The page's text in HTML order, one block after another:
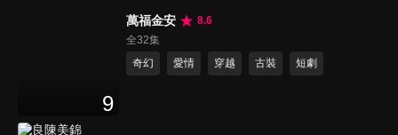
9
萬福金安
8.6
全32集
奇幻
愛情 穿越 古裝 短劇